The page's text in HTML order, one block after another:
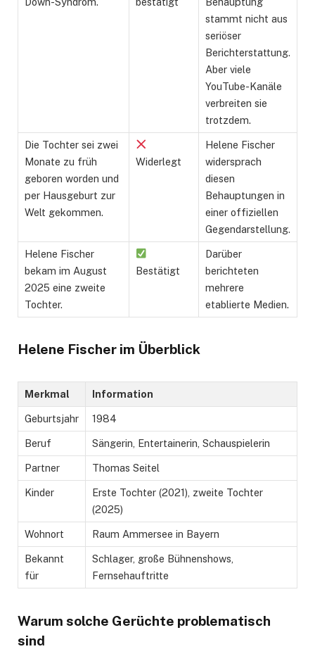
stammt nicht aus
seriöser
Berichterstattung.
Aber viele
YouTube-Kanäle
verbreiten sie
trotzdem.
Die Tochter sei zwei
Monate zu früh
geboren worden und
per Hausgeburt zur
Welt gekommen.
Widerlegt
Helene Fischer
widersprach
diesen
Behauptungen in
einer offiziellen
Gegendarstellung.
Helene Fischer
bekam im August
2025 eine zweite
Tochter.
Bestätigt
Darüber
berichteten
mehrere
etablierte Medien.
Helene Fischer im Überblick
Merkmal Information
Geburtsjahr 1984
Beruf Sängerin, Entertainerin, Schauspielerin
Partner Thomas Seitel
Kinder
Erste Tochter (2021), zweite Tochter
(2025)
Wohnort Raum Ammersee in Bayern
Bekannt
für
Schlager, große Bühnenshows,
Fernsehauftritte
Warum solche Gerüchte problematisch
sind